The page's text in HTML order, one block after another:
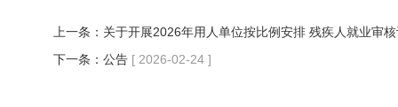
上一条： 关于开展2026年用人单位按比例安排 残疾人就业审
下一条： 公告 [ 2026-02-24 ]